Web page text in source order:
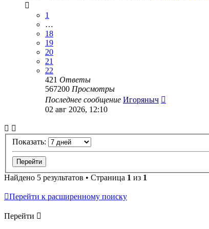
1
…
18
19
20
21
22
421 Ответы
567200 Просмотры
Последнее сообщение Игоряныч
02 авг 2026, 12:10
Показать:
Найдено 5 результатов • Страница 1 из 1
Перейти к расширенному поиску
Перейти